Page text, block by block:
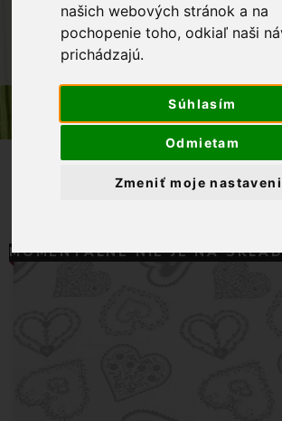
našich webových stránok a na
pochopenie toho, odkiaľ naši
prichádzajú.
Súhlasím
Odmietam
Zmeniť moje
BAVLNENÉ LÁTKY
BAVLNENÁ LÁTKA
SRDCIA NA BIELOM
MOMENTÁLNE NIE JE NA